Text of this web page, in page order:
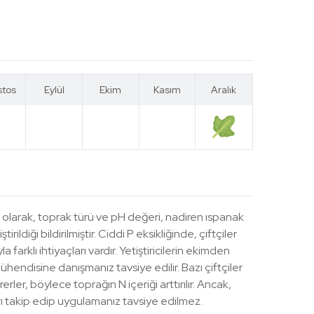
Eylül Ekim Kasım Aralık
Aralık
toprak türü ve pH değeri, nadiren ıspanak
bildirilmiştir. Ciddi P eksikliğinde, çiftçiler
farklı ihtiyaçları vardır. Yetiştiricilerin ekimden
danışmanız tavsiye edilir. Bazı çiftçiler
böylece toprağın N içeriği arttırılır. Ancak,
takip edip uygulamanız tavsiye edilmez.